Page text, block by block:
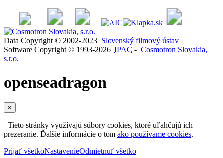
Data Copyright © 2002-2023 Slovenský filmový ústav
Software Copyright © 1993-2026 IPAC - Cosmotron Slovakia,
s.r.o.
openseadragon
×
Tieto stránky využívajú súbory cookies, ktoré uľahčujú ich
prezeranie. Ďalšie informácie o tom ako používame cookies.
Prijať všetkoNastavenieOdmietnuť všetko